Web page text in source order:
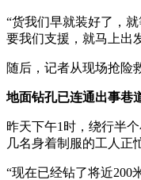
“货我们早就装好了，
要我们支援，就马上出
随后，记者从现场抢险
地面钻孔已连通出事巷
昨天下午1时，绕行半
几名身着制服的工人正
“现在已经钻了将近200